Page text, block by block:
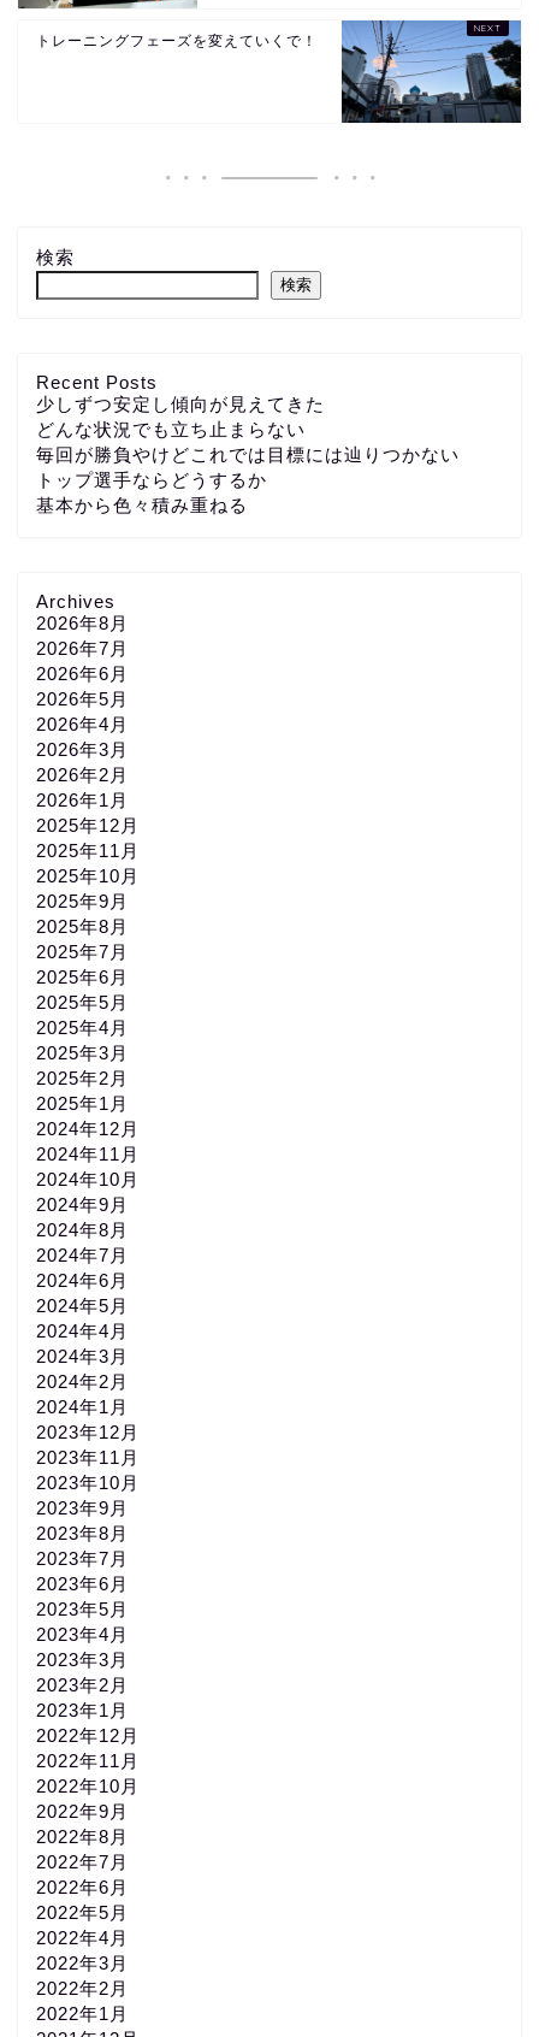
トレーニングフェーズを変えていくで！
検索
検索
Recent Posts
少しずつ安定し傾向が見えてきた
どんな状況でも立ち止まらない
毎回が勝負やけどこれでは目標には辿りつかない
トップ選手ならどうするか
基本から色々積み重ねる
Archives
2026年8月
2026年7月
2026年6月
2026年5月
2026年4月
2026年3月
2026年2月
2026年1月
2025年12月
2025年11月
2025年10月
2025年9月
2025年8月
2025年7月
2025年6月
2025年5月
2025年4月
2025年3月
2025年2月
2025年1月
2024年12月
2024年11月
2024年10月
2024年9月
2024年8月
2024年7月
2024年6月
2024年5月
2024年4月
2024年3月
2024年2月
2024年1月
2023年12月
2023年11月
2023年10月
2023年9月
2023年8月
2023年7月
2023年6月
2023年5月
2023年4月
2023年3月
2023年2月
2023年1月
2022年12月
2022年11月
2022年10月
2022年9月
2022年8月
2022年7月
2022年6月
2022年5月
2022年4月
2022年3月
2022年2月
2022年1月